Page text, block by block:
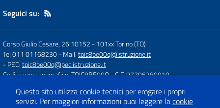
Seguici su:
Corso Giulio Cesare, 26 10152 -101xx Torino (TO)
Tel 011 01168230- Mail:toic8be00q@istruzione.it
- PEC:toic8be00q@pec.istruzione.it
Codice meccanografico: TOIC8BE00Q- C.F. 97796280010
Concept & Design by Designers Italia
Questo sito utilizza cookie tecnici per erogare i propri
servizi. Per maggiori informazioni puoi leggere lacookie